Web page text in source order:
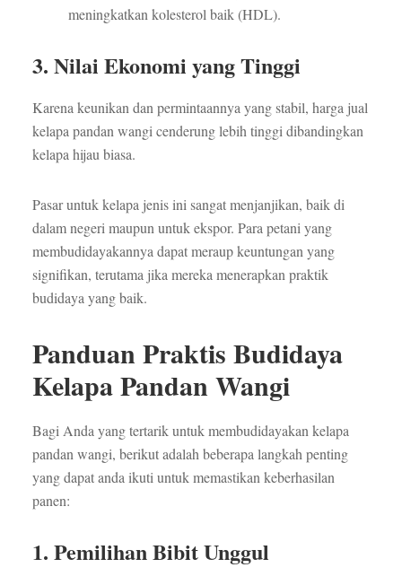
meningkatkan kolesterol baik (HDL).
3. Nilai Ekonomi yang Tinggi
Karena keunikan dan permintaannya yang stabil, harga jual
kelapa pandan wangi cenderung lebih tinggi dibandingkan
kelapa hijau biasa.
Pasar untuk kelapa jenis ini sangat menjanjikan, baik di
dalam negeri maupun untuk ekspor. Para petani yang
membudidayakannya dapat meraup keuntungan yang
signifikan, terutama jika mereka menerapkan praktik
budidaya yang baik.
Panduan Praktis Budidaya
Kelapa Pandan Wangi
Bagi Anda yang tertarik untuk membudidayakan kelapa
pandan wangi, berikut adalah beberapa langkah penting
yang dapat anda ikuti untuk memastikan keberhasilan
panen:
1. Pemilihan Bibit Unggul